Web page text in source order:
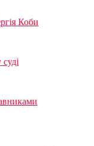
Коби